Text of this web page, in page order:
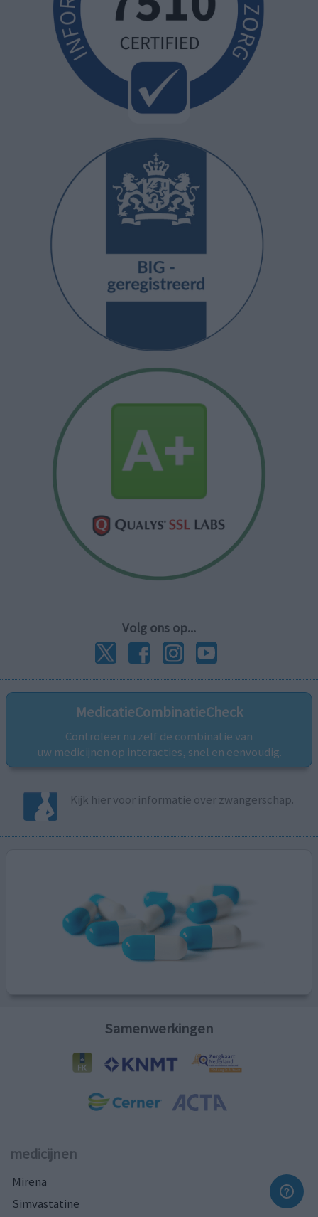
Volg ons op...
MedicatieCombinatieCheck
Controleer nu zelf de combinatie van
uw medicijnen op interacties, snel en eenvoudig.
Kijk hier voor informatie over zwangerschap.
Samenwerkingen
medicijnen
Mirena
Simvastatine